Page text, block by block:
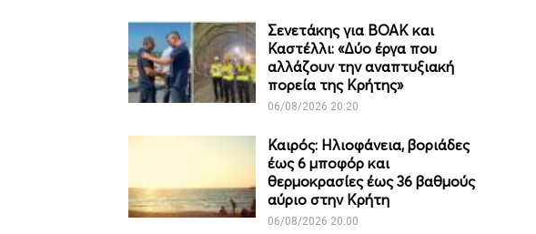
Σενετάκης για ΒΟΑΚ και
Καστέλλι: «Δύο έργα που
αλλάζουν την αναπτυξιακή
πορεία της Κρήτης»
06/08/2026 20:20
Καιρός: Ηλιοφάνεια, βοριάδες
έως 6 μποφόρ και
θερμοκρασίες έως 36 βαθμούς
αύριο στην Κρήτη
06/08/2026 20:00